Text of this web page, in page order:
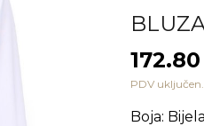
PDV
Boja: Bijela